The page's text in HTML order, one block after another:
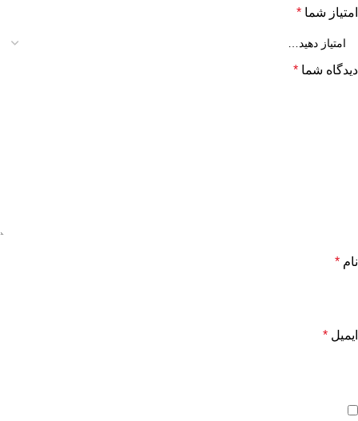
امتیاز شما *
دیدگاه شما *
نام *
ایمیل *